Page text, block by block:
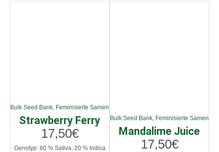
Bulk Seed Bank Feminisierte Samen
Strawberry Ferry
17,50€
Genotyp: 80 % Sativa, 20 % Indica
Bulk Seed Bank, Feminisierte Samen
Mandalime Juice
17,50€